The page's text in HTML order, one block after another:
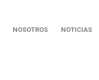
NOSOTROS NOTICIAS